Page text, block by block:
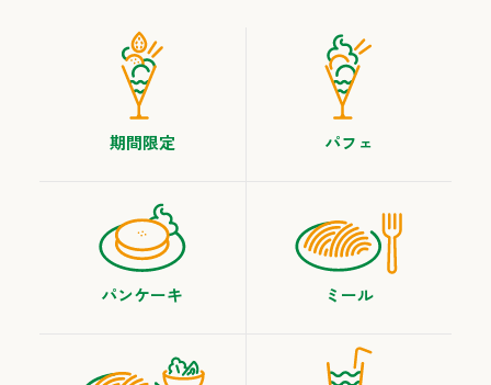
期間限定 パフェ
パンケーキ ミール